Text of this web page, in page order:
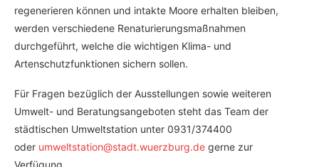
regenerieren können und intakte Moore erhalten bleiben,
werden verschiedene Renaturierungsmaßnahmen
durchgeführt, welche die wichtigen Klima- und
Artenschutzfunktionen sichern sollen.
Für Fragen bezüglich der Ausstellungen sowie weiteren
Umwelt- und Beratungsangeboten steht das Team der
städtischen Umweltstation unter 0931/374400
oder umweltstation@stadt.wuerzburg.de gerne zur